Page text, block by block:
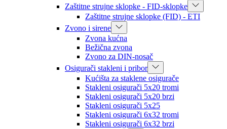
Zaštitne strujne sklopke - FID-sklopke
Zaštitne strujne sklopke (FID) - ETI
Zvono i sirene
Zvona kućna
Bežična zvona
Zvono za DIN-nosač
Osigurači stakleni i pribor
Kućišta za staklene osigurače
Stakleni osigurači 5x20 tromi
Stakleni osigurači 5x20 brzi
Stakleni osigurači 5x25
Stakleni osigurači 6x32 tromi
Stakleni osigurači 6x32 brzi